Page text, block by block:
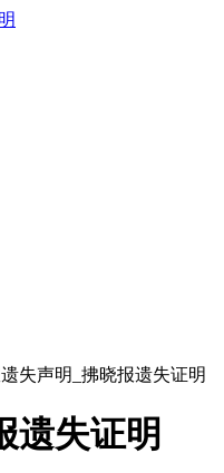
失声明_拂晓报遗失证明
遗失证明